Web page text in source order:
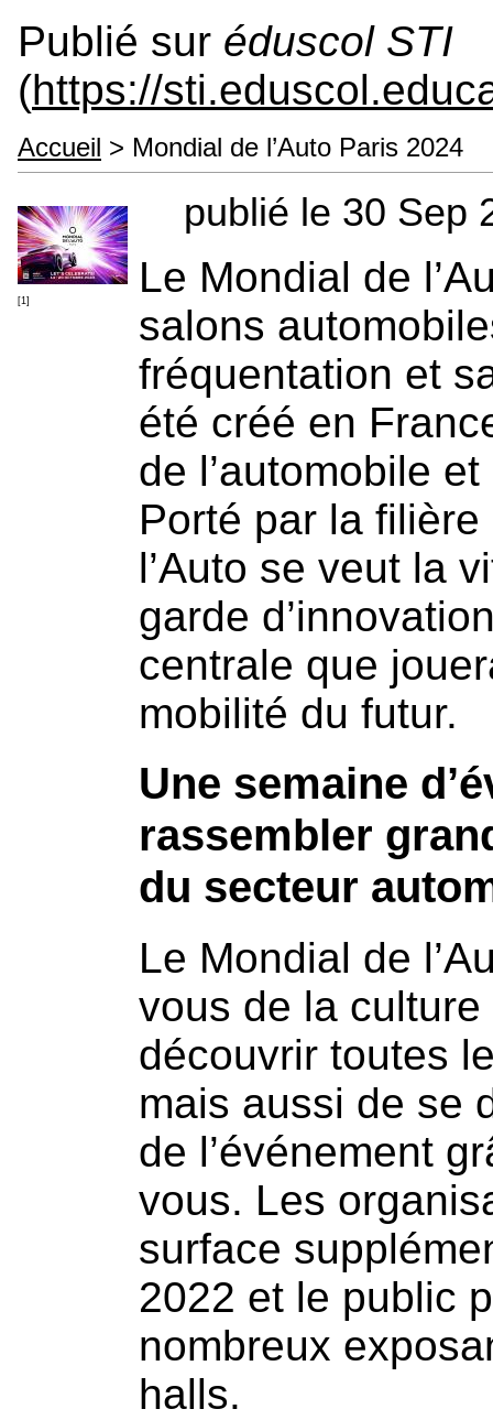
Publié sur éduscol STI
(https://
Accueil > Mondial de l’Auto Paris 2024
[1]
publié le 30 Sep
Le Mondial de
salons
fréquentation et
été créé en
de l’automobile
Porté par la
l’Auto se veut la
garde
centrale que
mobilité du futur.
Une semaine
rassembler
du secteur
Le Mondial de
vous de la
découvrir toutes
mais aussi de se
de l’événement
vous. Les
surface
2022 et le public
nombreux
halls.